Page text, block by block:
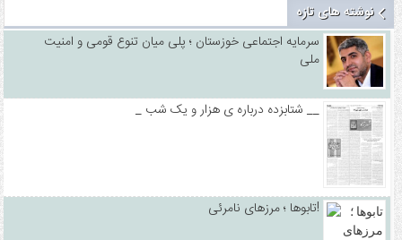
نوشته های تازه
سرمایه اجتماعی خوزستان ؛ پلی میان تنوع قومی و امنیت
ملی
_ شتابزده درباره ی هزار و یک شب __
تابوها ؛ مرزهای نامرئی!